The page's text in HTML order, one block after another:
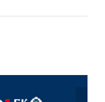
Marijane